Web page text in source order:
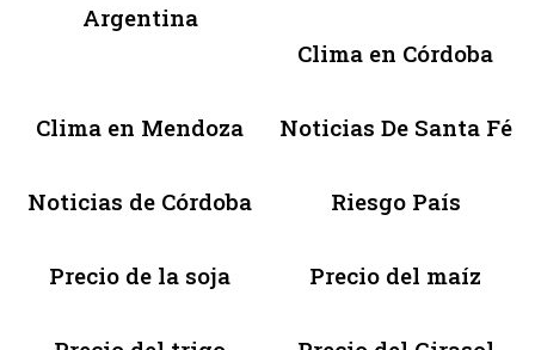
Argentina
Clima en Córdoba
Clima en Mendoza Noticias De Santa Fé
Noticias de Córdoba Riesgo País
Precio de la soja Precio del maíz